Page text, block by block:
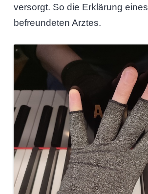
versorgt. So die Erklärung eines
befreundeten Arztes.